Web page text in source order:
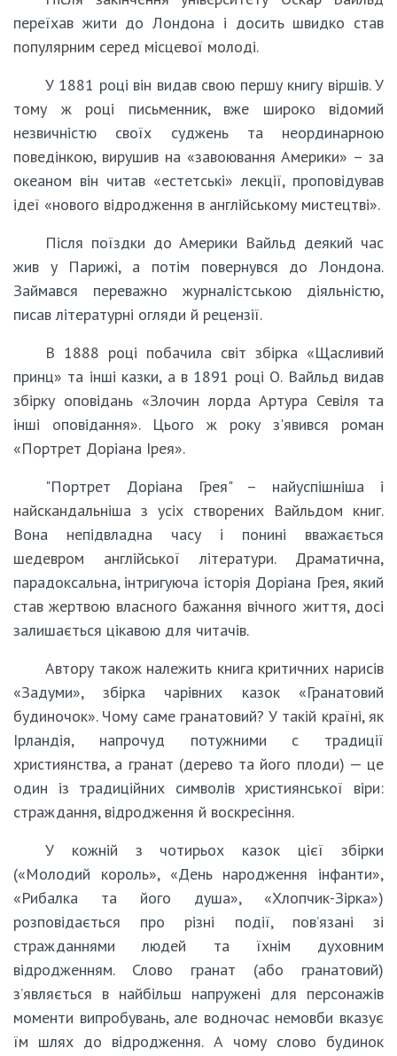
переїхав жити до Лондона і досить швидко став
популярним серед місцевої молоді.
У 1881 році він видав свою першу книгу віршів. У
тому ж році письменник, вже широко відомий
незвичністю своїх суджень та неординарною
поведінкою, вирушив на «завоювання Америки» – за
океаном він читав «естетські» лекції, проповідував
ідеї «нового відродження в англійському мистецтві».
Після поїздки до Америки Вайльд деякий час
жив у Парижі, а потім повернувся до Лондона.
Займався переважно журналістською діяльністю,
писав літературні огляди й рецензії.
В 1888 році побачила світ збірка «Щасливий
принц» та інші казки, а в 1891 році О. Вайльд видав
збірку оповідань «Злочин лорда Артура Севіля та
інші оповідання». Цього ж року з'явився роман
«Портрет Доріана Ірея».
"Портрет Доріана Грея" – найуспішніша і
найскандальніша з усіх створених Вайльдом книг.
Вона непідвладна часу і понині вважається
шедевром англійської літератури. Драматична,
парадоксальна, інтригуюча історія Доріана Грея, який
став жертвою власного бажання вічного життя, досі
залишається цікавою для читачів.
Автору також належить книга критичних нарисів
«Задуми», збірка чарівних казок «Гранатовий
будиночок». Чому саме гранатовий? У такій країні, як
Ірландія, напрочуд потужними с традиції
християнства, а гранат (дерево та його плоди) — це
один із традиційних символів християнської віри:
страждання, відродження й воскресіння.
У кожній з чотирьох казок цієї збірки
(«Молодий король», «День народження інфанти»,
«Рибалка та його душа», «Хлопчик-Зірка»)
розповідається про різні події, пов’язані зі
стражданнями людей та їхнім духовним
відродженням. Слово гранат (або гранатовий)
з’являється в найбільш напружені для персонажів
моменти випробувань, але водночас немовби вказує
їм шлях до відродження. А чому слово будинок